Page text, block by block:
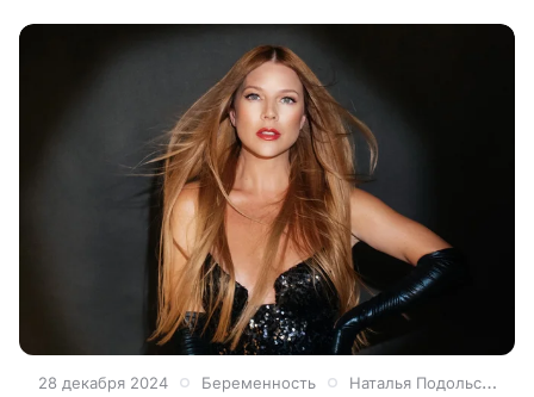
28 декабря 2024 Беременность Наталья Подольская